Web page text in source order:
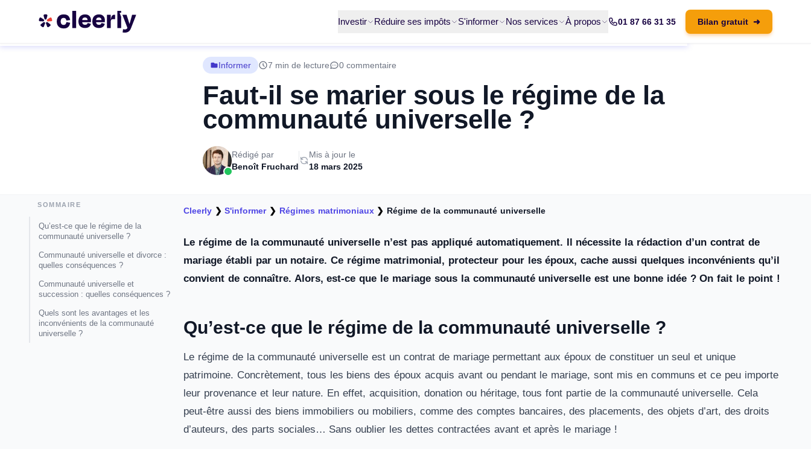
Investir Réduire ses impôts S'informer Nos services À propos 01 87 66 31 35 Bilan gratuit ➜
Informer 7 min de lecture 0 commentaire
Faut-il se marier sous le régime de la
communauté universelle ?
Rédigé par
Benoît Fruchard
Mis à jour le
18 mars 2025
SOMMAIRE
Qu’est-ce que le régime de la
communauté universelle ?
Communauté universelle et divorce :
quelles conséquences ?
Communauté universelle et
succession : quelles conséquences ?
Quels sont les avantages et les
inconvénients de la communauté
universelle ?
Cleerly ❯S'informer❯ Régimes matrimoniaux❯ Régime de la communauté universelle
Le régime de la communauté universelle n’est pas appliqué automatiquement. Il nécessite la rédaction d’un contrat de
mariage établi par un notaire. Ce régime matrimonial, protecteur pour les époux, cache aussi quelques inconvénients qu’il
convient de connaître. Alors, est-ce que le mariage sous la communauté universelle est une bonne idée ? On fait le point !
Qu’est-ce que le régime de la communauté universelle ?
Le régime de la communauté universelle est un contrat de mariage permettant aux époux de constituer un seul et unique
patrimoine. Concrètement, tous les biens des époux acquis avant ou pendant le mariage, sont mis en communs et ce peu importe
leur provenance et leur nature. En effet, acquisition, donation ou héritage, tous font partie de la communauté universelle. Cela
peut-être aussi des biens immobiliers ou mobiliers, comme des comptes bancaires, des placements, des objets d’art, des droits
d’auteurs, des parts sociales… Sans oublier les dettes contractées avant et après le mariage !